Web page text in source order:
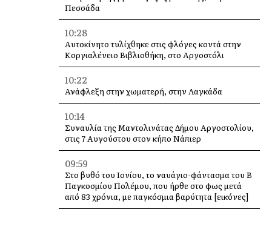
Πεσσάδα
10:28
Αυτοκίνητο τυλίχθηκε στις φλόγες κοντά στην
Κοργιαλένειο Βιβλιοθήκη, στο Αργοστόλι
10:22
Ανάφλεξη στην χωματερή, στην Λαγκάδα
10:14
Συναυλία της Μαντολινάτας Δήμου Αργοστολίου,
στις 7 Αυγούστου στον κήπο Νάπιερ
09:59
Στο βυθό του Ιονίου, το ναυάγιο-φάντασμα του Β΄
Παγκοσμίου Πολέμου, που ήρθε στο φως μετά
από 83 χρόνια, με παγκόσμια βαρύτητα [εικόνες]